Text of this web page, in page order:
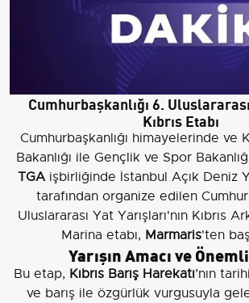
Cumhurbaşkanlığı 6.
Kıbrıs Etabı
Cumhurbaşkanlığı himayelerinde ve
Bakanlığı ile Gençlik ve Spor
TGAişbirliğinde İstanbul Açık Deniz
tarafından organize edilen
Uluslararası Yat Yarışları'nın Kıbrıs
Marina etabı, Marmaris'ten
Yarışın Amacı ve
Bu etap, Kıbrıs Barış Harekatı’nın
ve barış ile özgürlük vurgusuyla